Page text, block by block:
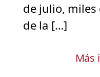
de julio, miles
de la […]
Más